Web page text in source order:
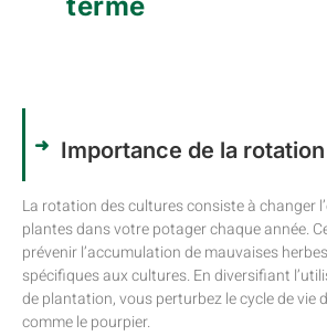
Importance de la
La rotation des cultures consiste à changer
plantes dans votre potager chaque année.
prévenir l’accumulation de mauvaises
spécifiques aux cultures. En diversifiant
de plantation, vous perturbez le cycle de vie
comme le pourpier.